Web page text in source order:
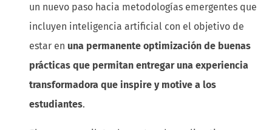
un nuevo paso hacia metodologías emergentes que
incluyen inteligencia artificial con el objetivo de
estar en una permanente optimización de buenas
prácticas que permitan entregar una experiencia
transformadora que inspire y motive a los
estudiantes.